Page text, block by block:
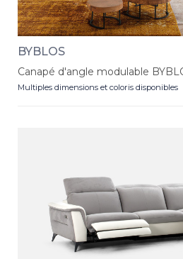
BYBLOS
Canapé d'angle modulable
Multiples dimensions et coloris disponibles